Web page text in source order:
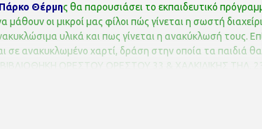
Πάρκο Θέρμης θα παρουσιάσει το εκπαιδευτικό
οι μικροί μας φίλοι πώς γίνεται η σωστή
υλικά και πως γίνεται η ανακύκλωσή τους.
σε ανακυκλωμένο χαρτί, δράση στην οποία τα παιδιά
ΒΙΒΛΙΟΘΗΚΗ ΟΡΕΣΤΟΥ ΟΡΕΣΤΟΥ 33 & ΧΑΛΚΙΔΙΚΗΣ ΤΗΛ.